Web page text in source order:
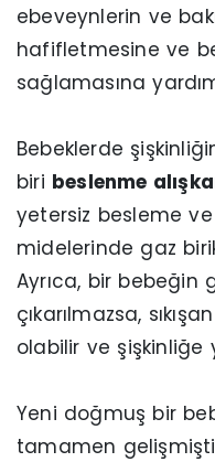
ebeveynlerin ve
hafifletmesine ve
sağlamasına
Bebeklerde
biri beslenme
yetersiz besleme ve
midelerinde gaz
Ayrıca, bir bebeğin
çıkarılmazsa,
olabilir ve şişkinliğe
Yeni doğmuş bir
tamamen